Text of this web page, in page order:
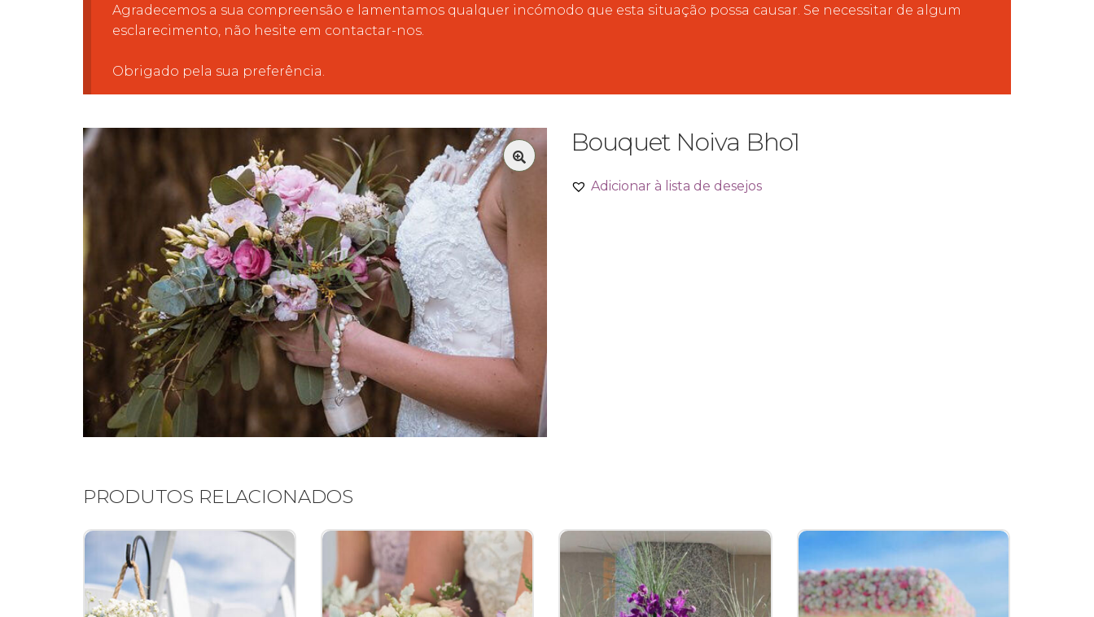
Rosas
Namorados
Composições Florais
PESQUISAR PRODUTOS
Agradecemos a sua compreensão e lamentamos qualquer incómodo que esta situação possa causar. Se necessitar de algum
esclarecimento, não hesite em contactar-nos.
Obrigado pela sua preferência.
Bouquet Noiva Bho1
Adicionar à lista de desejos
PRODUTOS RELACIONADOS